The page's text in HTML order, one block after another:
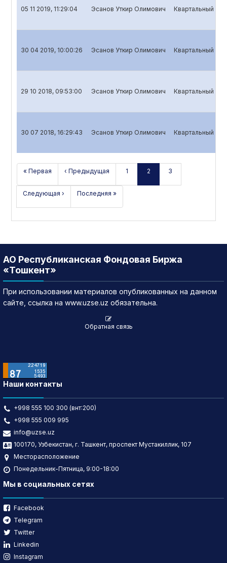
05 11 2019, 11:29:04 Эсанов Уткир Олимович Квартальный
30 04 2019, 10:00:26 Эсанов Уткир Олимович Квартальный
29 10 2018, 09:53:00 Эсанов Уткир Олимович Квартальный
30 07 2018, 16:29:43 Эсанов Уткир Олимович Квартальный
« Первая ‹ Предыдущая 1 2 3
Следующая › Последняя »
АО Республиканская Фондовая Биржа
«Тошкент»
При использовании материалов опубликованных на данном
сайте, ссылка на www.uzse.uz обязательна.
Обратная связь
Наши контакты
+998 555 100 300 (внт:200)
+998 555 009 995
info@uzse.uz
100170, Узбекистан, г. Ташкент, проспект Мустакиллик, 107
Месторасположение
Понедельник-Пятница, 9:00-18:00
Мы в социальных сетях
Facebook
Telegram
Twitter
Linkedin
Instagram